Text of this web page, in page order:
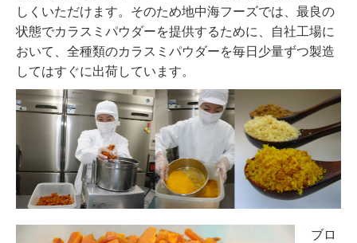
しくいただけます。そのため地中海フーズでは、最良の
状態でカラスミパウダーを提供するために、自社工場に
おいて、全種類のカラスミパウダーを毎日少量ずつ製造
してはすぐに出荷しています。
ブロ